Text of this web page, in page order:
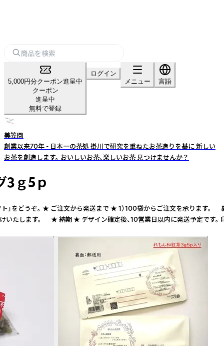
5,000円分クーポン進呈中
クーポン
進呈中
無料で登録
ログイン
メニュー
言語
美笠園
創業以来70年 - 日本一の茶処 掛川で研究を重ねたお茶造りを基に 新しい
お茶を創造します。 おいしいお茶、楽しいお茶 見つけませんか？
3ｇ5ｐ
フト」をどうぞ。 ★ ご注文から発送まで ★ 1）100袋からご注
ます。 ★ 納期 ★ デザイン確定後、10営業日以内に発送予定で